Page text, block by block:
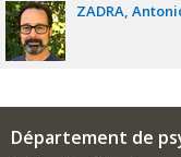
ZADRA
Département de